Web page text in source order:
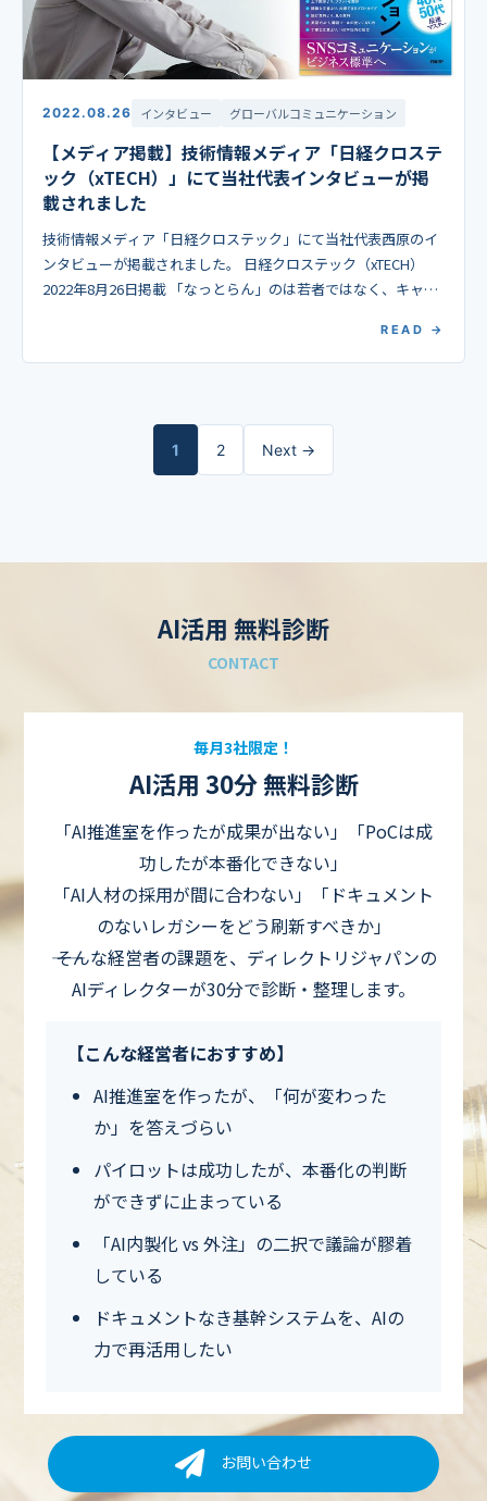
2022.08.26 インタビュー グローバルコミュニケーション
【メディア掲載】技術情報メディア「日経クロステ
ック（xTECH）」にて当社代表インタビューが掲
載されました
技術情報メディア「日経クロステック」にて当社代表西原のイ
ンタビューが掲載されました。 日経クロステック（xTECH）
2022年8月26日掲載 「なっとらん」のは若者ではなく、キャリ
READ →
1 2 Next →
AI活用 無料診断
CONTACT
毎月3社限定！
AI活用 30分 無料診断
「AI推進室を作ったが成果が出ない」「PoCは成
功したが本番化できない」
「AI人材の採用が間に合わない」「ドキュメント
のないレガシーをどう刷新すべきか」
―― そんな経営者の課題を、ディレクトリジャパンの
AIディレクターが30分で診断・整理します。
【こんな経営者におすすめ】
AI推進室を作ったが、「何が変わった
か」を答えづらい
パイロットは成功したが、本番化の判断
ができずに止まっている
「AI内製化 vs 外注」の二択で議論が膠着
している
ドキュメントなき基幹システムを、AIの
力で再活用したい
お問い合わせ